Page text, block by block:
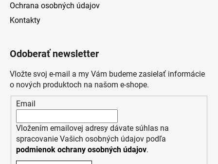
Ochrana osobných údajov
Kontakty
Odoberať newsletter
Vložte svoj e-mail a my Vám budeme zasielať informácie
o nových produktoch na našom e-shope.
Email
Vložením emailovej adresy dávate súhlas na
spracovanie Vašich osobných údajov podľa
podmienok ochrany osobných údajov.